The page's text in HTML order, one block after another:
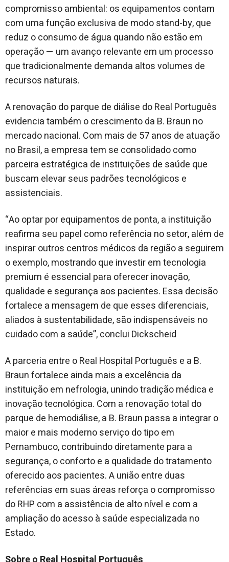
compromisso ambiental: os equipamentos contam
com uma função exclusiva de modo stand-by, que
reduz o consumo de água quando não estão em
operação — um avanço relevante em um processo
que tradicionalmente demanda altos volumes de
recursos naturais.
A renovação do parque de diálise do Real Português
evidencia também o crescimento da B. Braun no
mercado nacional. Com mais de 57 anos de atuação
no Brasil, a empresa tem se consolidado como
parceira estratégica de instituições de saúde que
buscam elevar seus padrões tecnológicos e
assistenciais.
“Ao optar por equipamentos de ponta, a instituição
reafirma seu papel como referência no setor, além de
inspirar outros centros médicos da região a seguirem
o exemplo, mostrando que investir em tecnologia
premium é essencial para oferecer inovação,
qualidade e segurança aos pacientes. Essa decisão
fortalece a mensagem de que esses diferenciais,
aliados à sustentabilidade, são indispensáveis no
cuidado com a saúde”, conclui Dickscheid
A parceria entre o Real Hospital Português e a B.
Braun fortalece ainda mais a excelência da
instituição em nefrologia, unindo tradição médica e
inovação tecnológica. Com a renovação total do
parque de hemodiálise, a B. Braun passa a integrar o
maior e mais moderno serviço do tipo em
Pernambuco, contribuindo diretamente para a
segurança, o conforto e a qualidade do tratamento
oferecido aos pacientes. A união entre duas
referências em suas áreas reforça o compromisso
do RHP com a assistência de alto nível e com a
ampliação do acesso à saúde especializada no
Estado.